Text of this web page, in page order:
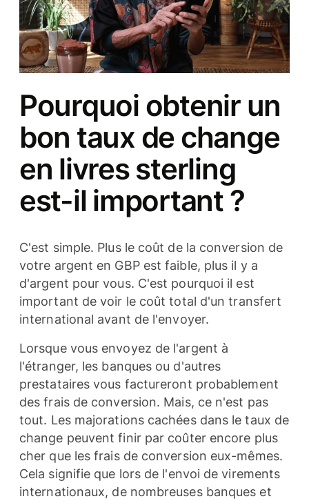
Pourquoi obtenir un
bon taux de change
en livres sterling
est-il important ?
C'est simple. Plus le coût de la conversion de
votre argent en GBP est faible, plus il y a
d'argent pour vous. C'est pourquoi il est
important de voir le coût total d'un transfert
international avant de l'envoyer.
Lorsque vous envoyez de l'argent à
l'étranger, les banques ou d'autres
prestataires vous factureront probablement
des frais de conversion. Mais, ce n'est pas
tout. Les majorations cachées dans le taux de
change peuvent finir par coûter encore plus
cher que les frais de conversion eux-mêmes.
Cela signifie que lors de l'envoi de virements
internationaux, de nombreuses banques et